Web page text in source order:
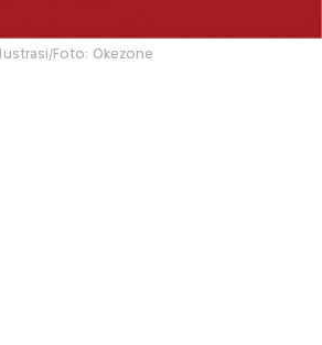
Ilustrasi/Foto: Okezone